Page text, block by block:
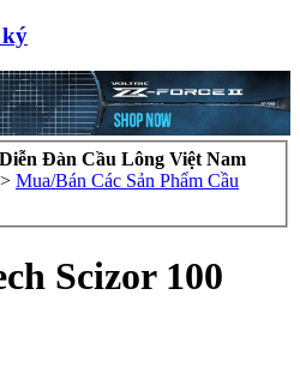
Đàn Cầu Lông Việt Nam
> Mua/Bán Các Sản Phẩm Cầu
Scizor 100